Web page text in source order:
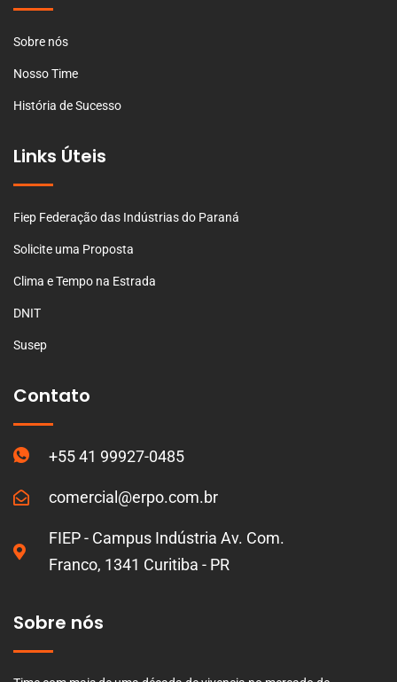
Sobre nós
Nosso Time
História de Sucesso
Links Úteis
Fiep Federação das Indústrias do Paraná
Solicite uma Proposta
Clima e Tempo na Estrada
DNIT
Susep
Contato
+55 41 99927-0485
comercial@erpo.com.br
FIEP - Campus Indústria Av. Com.
Franco, 1341 Curitiba - PR
Sobre nós